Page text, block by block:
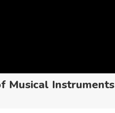
Musical Instruments